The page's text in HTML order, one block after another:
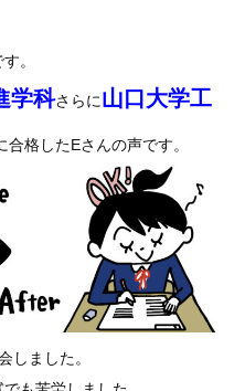
。
学科さらに山口大学工
合格したEさんの声です。
しました。